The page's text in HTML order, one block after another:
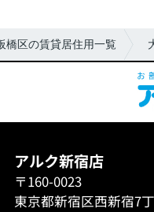
橋区の賃貸居住用一覧
アルク新宿店
〒160-0023
東京都新宿区西新宿7